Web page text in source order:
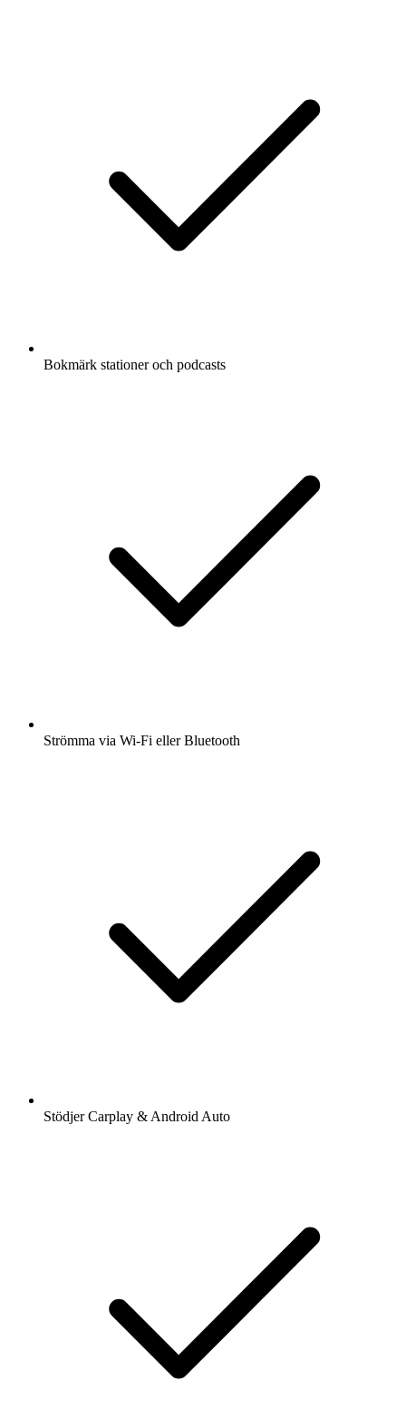
Bokmärk stationer och podcasts
Strömma via Wi-Fi eller Bluetooth
Stödjer Carplay & Android Auto